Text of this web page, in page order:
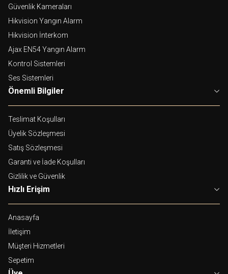
Güvenlik Kameraları
Hikvision Yangın Alarm
Hikvision İnterkom
Ajax EN54 Yangın Alarm
Kontrol Sistemleri
Ses Sistemleri
Önemli Bilgiler
Teslimat Koşulları
Üyelik Sözleşmesi
Satış Sözleşmesi
Garanti ve İade Koşulları
Gizlilik ve Güvenlik
Hızlı Erişim
Anasayfa
İletişim
Müşteri Hizmetleri
Sepetim